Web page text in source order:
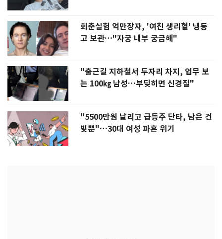
회춘실험 억만장자, '여친 생리혈' 냉동
고 보관…"자궁 내부 궁금해"
"출근길 지하철서 두자리 차지, 업무 보
는 100㎏ 남성…부딪히면 신경질"
"5500만원 날리고 급등주 단타, 남은 건
빚뿐"…30대 여성 파혼 위기